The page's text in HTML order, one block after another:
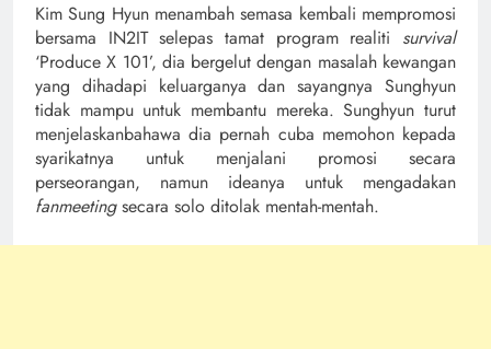
Kim Sung Hyun menambah semasa kembali mempromosi
bersama IN2IT selepas tamat program realiti survival
‘Produce X 101’, dia bergelut dengan masalah kewangan
yang dihadapi keluarganya dan sayangnya Sunghyun
tidak mampu untuk membantu mereka. Sunghyun turut
menjelaskanbahawa dia pernah cuba memohon kepada
syarikatnya untuk menjalani promosi secara
perseorangan, namun ideanya untuk mengadakan
fanmeetingsecara solo ditolak mentah-mentah.